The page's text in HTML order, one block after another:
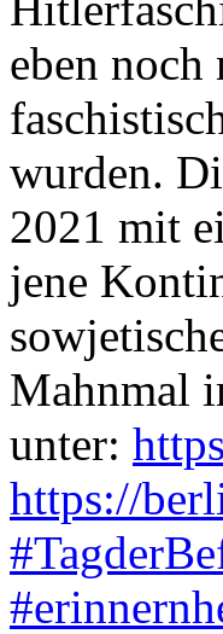
eben noch
wurden.
2021 mit
jene
Mahnmal
unter:
https://